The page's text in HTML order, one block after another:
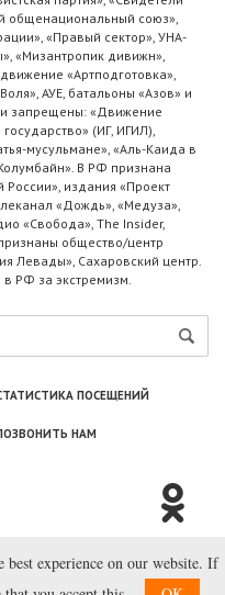
общенациональный союз»,
«Правый сектор», УНА-
«Мизантропик дивижн»,
«Артподготовка»,
АУЕ, батальоны «Азов» и
и запрещены: «Движение
(ИГ, ИГИЛ),
мусульмане», «Аль-Каида в
В РФ признана
России», издания «Проект
«Дождь», «Медуза»,
«Свобода», The Insider,
общество/центр
Левады», Сахаровский центр.
РФ за экстремизм.
ПОСЕЩЕНИЙ
НАМ
2003—2026.
best experience on our website. If